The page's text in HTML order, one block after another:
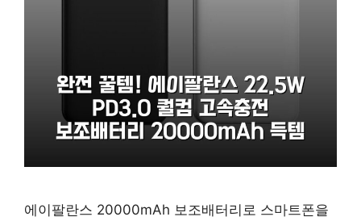
에이팔란스 20000mAh 보조배터리로 스마트폰을